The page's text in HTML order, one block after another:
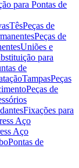
para Pontas de
TêsPeças de
Peças de
Uniões e
para
de
TampasPeças
Peças de
Fixações para
Aço
Aço
Pontas de